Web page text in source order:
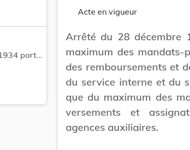
A72 Arrêté du 28 décembre 1934 portant fixation du maximum des mandats-poste, des recouvrements, des remboursements et de la déclaration de valeur du service interne et du service international, ainsi que du maximum des mandats-poste, bulletins de versements et assignations de paiement des agences auxiliaires.
Acte en vigueur
Arrêté du 28 décembre
maximum des mandats-
des remboursements et
du service interne et du
que du maximum des
versements et
agences auxiliaires.